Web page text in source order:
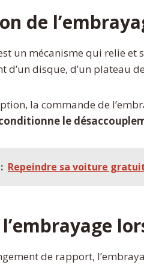
de
un mécanisme qui relie
d’un disque, d’un plateau
la commande de
le
Repeindre sa voiture
l’embrayage
de rapport,